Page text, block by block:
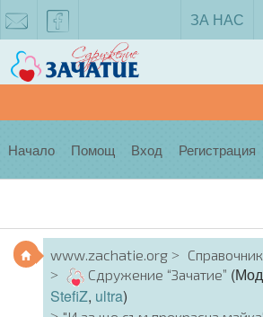
facebook
ЗА НАС
Начало Помощ Вход Регистрация
www.zachatie.org
Справочник
Сдружение “Зачатие”
StefiZ, ultra)